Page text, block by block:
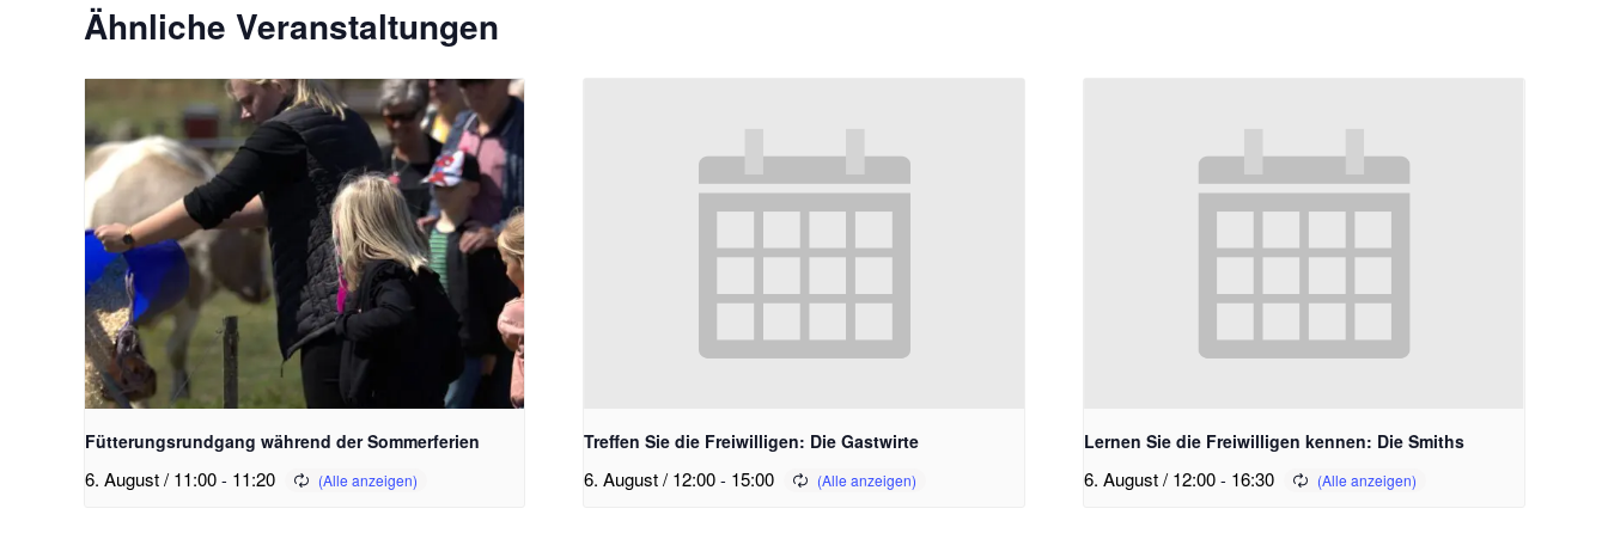
Ähnliche Veranstaltungen
Fütterungsrundgang während der Sommerferien
6. August / 11:00 - 11:20
Treffen Sie die Freiwilligen: Die Gastwirte
6. August / 12:00 - 15:00
Lernen Sie die Freiwilligen kennen: Die Smiths
6. August / 12:00- 16:30